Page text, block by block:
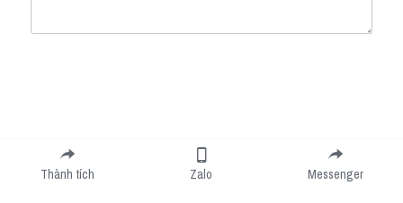
Submit
Thành tích Zalo Messenger